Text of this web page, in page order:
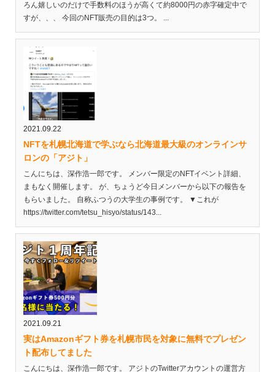
ろん嬉しいのだけで手数料のほうが高くて約8000円の赤字確定中で
すが、、、 今回のNFT販売の目的は3つ。 ...
2021.09.22
NFTを札幌北海道で学ぶなら北海道最大級のオンラインサ
ロンの「アジト」
こんにちは、深作浩一郎です。 メンバー限定のNFTイベント詳細、
まもなく開催します。 が、ちょうど今日メンバーから以下の報告を
もらいました。 自称ふつうの大学生の事例です。 ▼これが
https://twitter.com/tetsu_hisyo/status/143...
2021.09.21
実はAmazonギフト券を札幌市民を対象に無料でプレゼン
ト配布してました
こんにちは、深作浩一郎です。 アジトのTwitterアカウントの運営方